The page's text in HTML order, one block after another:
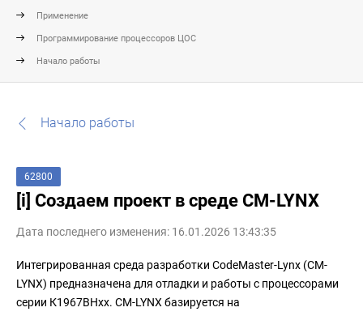
Применение
Программирование процессоров ЦОС
Начало работы
Начало работы
62800
[i] Создаем проект в среде CM-LYNX
Дата последнего изменения: 16.01.2026 13:43:35
Интегрированная среда разработки CodeMaster-Lynx (CM-
LYNX) предназначена для отладки и работы с процессорами
серии К1967ВНхх. CM-LYNX базируется на